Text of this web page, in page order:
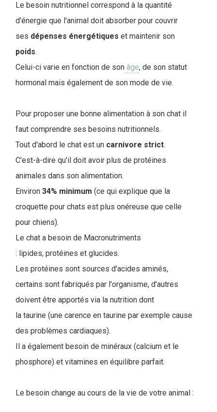
Le besoin nutritionnel correspond à la quantité
d'énergie que l'animal doit absorber pour couvrir
ses dépenses énergétiques et maintenir son
poids.
Celui-ci varie en fonction de son âge, de son statut
hormonal mais également de son mode de vie.
Pour proposer une bonne alimentation à son chat il
faut comprendre ses besoins nutritionnels.
Tout d'abord le chat est un carnivore strict.
C'est-à-dire qu'il doit avoir plus de protéines
animales dans son alimentation.
Environ 34% minimum (ce qui explique que la
croquette pour chats est plus onéreuse que celle
pour chiens).
Le chat a besoin de Macronutriments
: lipides, protéines et glucides.
Les protéines sont sources d'acides aminés,
certains sont fabriqués par l'organisme, d'autres
doivent être apportés via la nutrition dont
la taurine (une carence en taurine par exemple cause
des problèmes cardiaques).
Il a également besoin de minéraux (calcium et le
phosphore) et vitamines en équilibre parfait.
Le besoin change au cours de la vie de votre animal :